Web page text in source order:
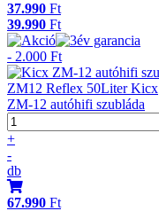
37.990 Ft
39.990 Ft
- 2.000 Ft
ZM12 Reflex 50Liter Kicx
ZM-12 autóhifi szubláda
+
-
db
67.990 Ft